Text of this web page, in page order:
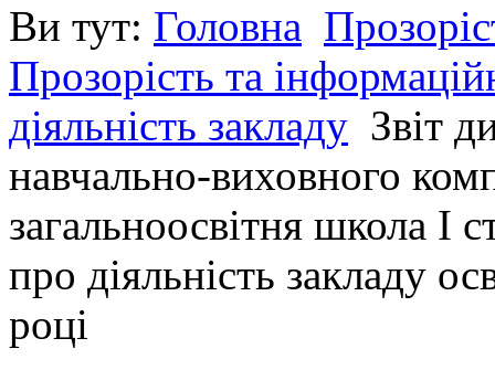
Ви тут: Головна
Прозорість та
діяльність закладу Звіт
навчально-виховного
загальноосвітня школа І
про діяльність закладу
році